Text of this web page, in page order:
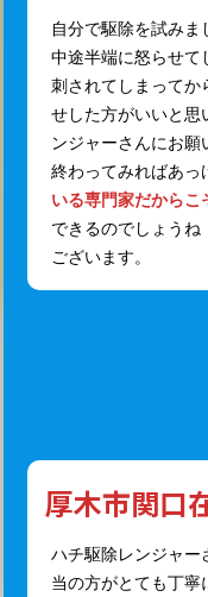
自分で駆除を試みま
中途半端に怒らせて
刺されてしまってか
せした方がいいと思
ンジャーさんにお
終わってみればあっ
いる専門家だからこ
できるのでしょうね
ございます。
厚木市関口
ハチ駆除レンジャー
当の方がとても丁